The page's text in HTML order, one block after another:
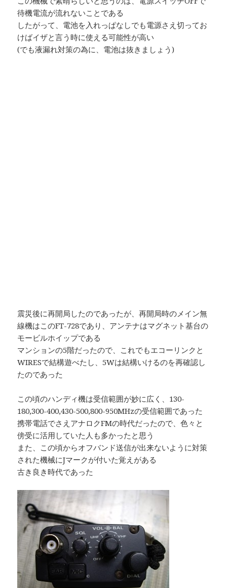
待機電流が流れないことである
したがって、電池を入れっぱなしでも電源さえ切ってお
けばイザと言う時に使える可能性が高い
(でも液漏れ対策の為に、電池は抜きましょう)
震災後に再開局したのであったが、再開局時のメイン無
線機はこのFT-728であり、アンテナはマグネット基台の
モービルホイップである
マンションの5階だったので、これでもエコーリンクと
WIRESで結構遊べたし、5Wは結構いけるのを再確認し
たのであった
この頃のハンディ機は受信範囲が妙に広く、130-
180,300-400,430-500,800-950MHzの受信範囲であった
携帯電話でさえアナロクFMの時代だったので、色々と
傍受に活用していた人も多かったと思う
また、この頃からオフバンド送信が出来ないように対策
された機械にJマークが付いた覚えがある
古き良き時代であった